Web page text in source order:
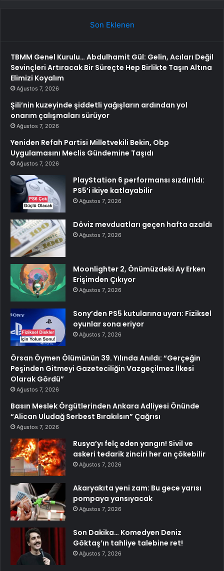
Son Eklenen
TBMM Genel Kurulu… Abdulhamit Gül: Gelin, Acıları Değil
Sevinçleri Artıracak Bir Süreçte Hep Birlikte Taşın Altına
Elimizi Koyalım
Ağustos 7, 2026
Şili’nin kuzeyinde şiddetli yağışların ardından yol
onarım çalışmaları sürüyor
Ağustos 7, 2026
Yeniden Refah Partisi Milletvekili Bekin, Obp
Uygulamasını Meclis Gündemine Taşıdı
Ağustos 7, 2026
PlayStation 6 performansı sızdırıldı:
PS5’i ikiye katlayabilir
Ağustos 7, 2026
Döviz mevduatları geçen hafta azaldı
Ağustos 7, 2026
Moonlighter 2, Önümüzdeki Ay Erken
Erişimden Çıkıyor
Ağustos 7, 2026
Sony’den PS5 kutularına uyarı: Fiziksel
oyunlar sona eriyor
Ağustos 7, 2026
Örsan Öymen Ölümünün 39. Yılında Anıldı: “Gerçeğin
Peşinden Gitmeyi Gazeteciliğin Vazgeçilmez İlkesi
Olarak Gördü”
Ağustos 7, 2026
Basın Meslek Örgütlerinden Ankara Adliyesi Önünde
“Alican Uludağ Serbest Bırakılsın” Çağrısı
Ağustos 7, 2026
Rusya’yı felç eden yangın! Sivil ve
askeri tedarik zinciri her an çökebilir
Ağustos 7, 2026
Akaryakıta yeni zam: Bu gece yarısı
pompaya yansıyacak
Ağustos 7, 2026
Son Dakika… Komedyen Deniz
Göktaş’ın tahliye talebine ret!
Ağustos 7, 2026